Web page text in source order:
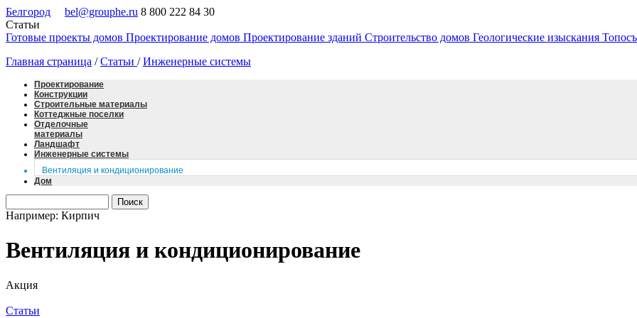
Белгород bel@grouphe.ru 8 800 222 84 30
Статьи
Готовые проекты домов Проектирование домов Проектирование зданий Строительство домов Геологические изыскания
Главная страница / Статьи / Инженерные системы
Проектирование
Конструкции
Строительные материалы
Коттеджные поселки
Отделочные
материалы
Ландшафт
Инженерные системы
Вентиляция и кондиционирование
Дом
Например: Кирпич
Вентиляция и кондиционирование
Акция
Статьи